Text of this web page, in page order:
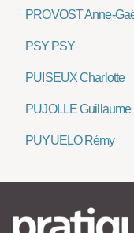
PROVOST Anne-
PSY PSY
PUISEUX Charlotte
PUJOLLE Guillaume
PUYUELO Rémy